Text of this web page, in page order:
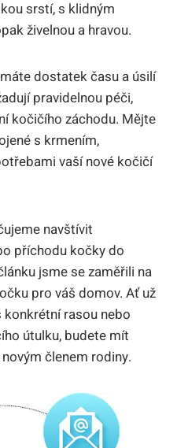
srstí, s klidným
živelnou a hravou.
dostatek času a úsilí
pravidelnou péči,
kočičího záchodu. Mějte
s krmením,
vaší nové kočičí
navštívit
příchodu kočky do
jsme se zaměřili na
pro váš domov. Ať už
rasou nebo
útulku, budete mít
členem rodiny.